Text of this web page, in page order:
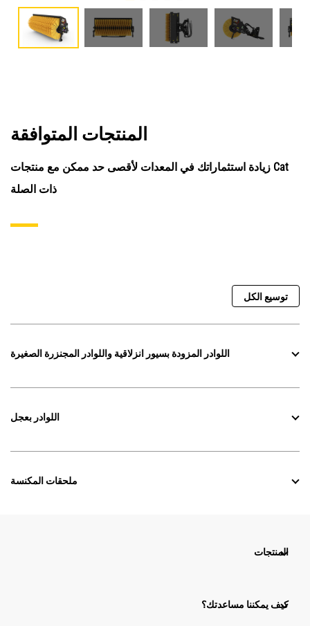
المنتجات المتوافقة
زيادة استثماراتك في المعدات لأقصى حد ممكن مع منتجات Cat
ذات الصلة
توسيع الكل
اللوادر المزودة بسيور انزلاقية واللوادر المجنزرة الصغيرة
اللوادر بعجل
ملحقات المكنسة
المنتجات
كيف يمكننا مساعدتك؟